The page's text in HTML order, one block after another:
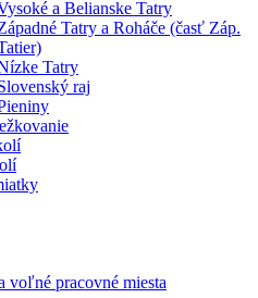
a Belianske Tatry
Tatry a Roháče (časť Záp.
Tatry
raj
voľné pracovné miesta